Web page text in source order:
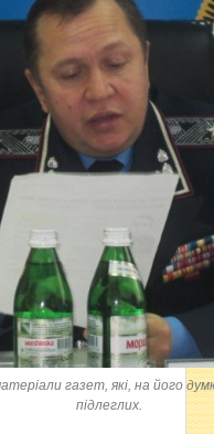
газет, які, на його
підлеглих.